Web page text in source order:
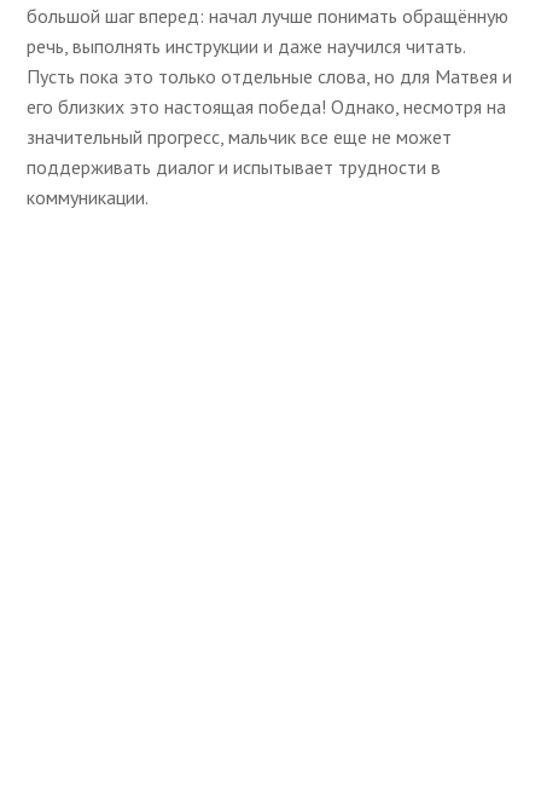
большой шаг вперед: начал лучше понимать обращённую
речь, выполнять инструкции и даже научился читать.
Пусть пока это только отдельные слова, но для Матвея и
его близких это настоящая победа! Однако, несмотря на
значительный прогресс, мальчик все еще не может
поддерживать диалог и испытывает трудности в
коммуникации.